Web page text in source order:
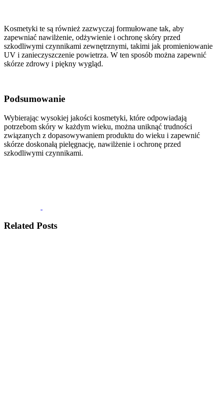
Kosmetyki te są również zazwyczaj formułowane tak, aby
zapewniać nawilżenie, odżywienie i ochronę skóry przed
szkodliwymi czynnikami zewnętrznymi, takimi jak promieniowanie
UV i zanieczyszczenie powietrza. W ten sposób można zapewnić
skórze zdrowy i piękny wygląd.
Podsumowanie
Wybierając wysokiej jakości kosmetyki, które odpowiadają
potrzebom skóry w każdym wieku, można uniknąć trudności
związanych z dopasowywaniem produktu do wieku i zapewnić
skórze doskonałą pielęgnację, nawilżenie i ochronę przed
szkodliwymi czynnikami.
Related Posts